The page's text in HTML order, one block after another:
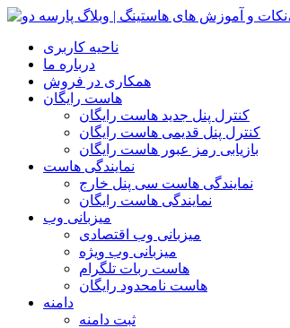
ناحیه کاربری
درباره ما
همکاری در فروش
هاست رایگان
کنترل پنل جدید هاست رایگان
کنترل پنل قدیمی هاست رایگان
بازیابی رمز عبور هاست رایگان
نمایندگی هاست
نمایندگی هاست سی پنل خارج
نمایندگی هاست رایگان
میزبانی وب
میزبانی وب اقتصادی
میزبانی وب ویژه
هاست ربات تلگرام
هاست نامحدود رایگان
دامنه
ثبت دامنه